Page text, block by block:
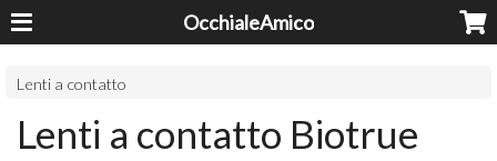
OcchialeAmico
Lenti a contatto
Lenti a contatto Biotrue